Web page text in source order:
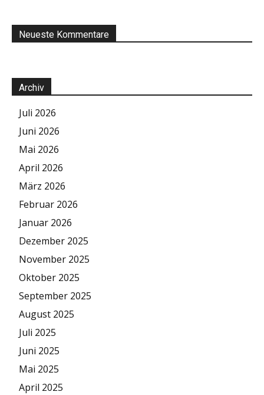
Neueste Kommentare
Archiv
Juli 2026
Juni 2026
Mai 2026
April 2026
März 2026
Februar 2026
Januar 2026
Dezember 2025
November 2025
Oktober 2025
September 2025
August 2025
Juli 2025
Juni 2025
Mai 2025
April 2025